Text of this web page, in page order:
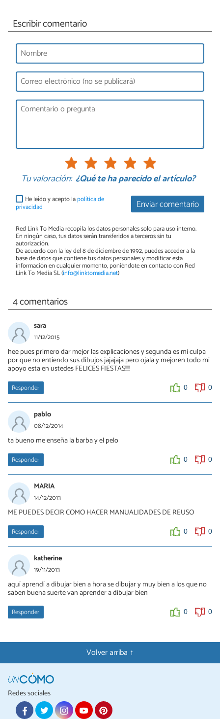
Escribir comentario
Tu valoración: ¿Qué te ha parecido el artículo?
Enviar comentario
He leído y acepto lapolítica de
privacidad
Red Link To Media recopila los datos personales solo para uso interno.
En ningún caso, tus datos serán transferidos a terceros sin tu
autorización.
De acuerdo con la ley del 8 de diciembre de 1992, puedes acceder a la
base de datos que contiene tus datos personales y modificar esta
información en cualquier momento, poniéndote en contacto con Red
Link To Media SL (info@linktomedia.net)
4 comentarios
sara
11/12/2015
hee pues primero dar mejor las explicaciones y segunda es mi culpa
por que no entiendo sus dibujos jajajaja pero ojala y mejoren todo mi
apoyo esta en ustedes FELICES FIESTAS!!!!!
Responder 0 0
pablo
08/12/2014
ta bueno me enseña la barba y el pelo
Responder 0 0
MARIA
14/12/2013
ME PUEDES DECIR COMO HACER MANUALIDADES DE REUSO
Responder 0 0
katherine
19/11/2013
aquí aprendí a dibujar bien a hora se dibujar y muy bien a los que no
saben buena suerte van aprender a dibujar bien
Responder 0 0
Volver arriba ↑
Redes sociales